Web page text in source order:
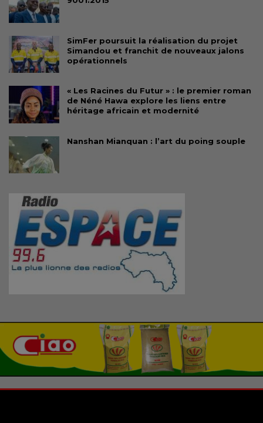
SimFer poursuit la réalisation du projet
Simandou et franchit de nouveaux jalons
opérationnels
« Les Racines du Futur » : le premier roman
de Néné Hawa explore les liens entre
héritage africain et modernité
Nanshan Mianquan : l’art du poing souple